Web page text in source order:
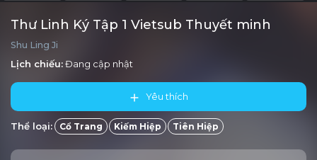
Tập 45 Tập 44 Tập 43 Tập 42 Tập 41
Tập 40
Tập 28
Tập 25 Tập 24 Tập 23 Tập 22
Thư Linh Ký Tập 1 Vietsub Thuyết minh
Shu Ling Ji
Lịch chiếu:Đang cập nhật
Yêu thích
Thể loại: Cổ Trang Kiếm Hiệp Tiên Hiệp